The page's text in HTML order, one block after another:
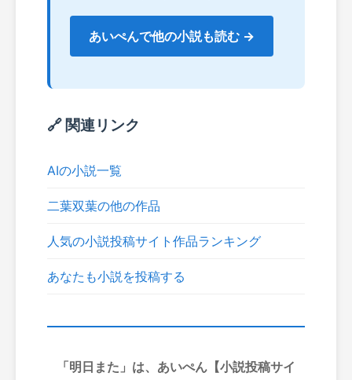
あいぺんで他の小説も読む →
🔗 関連リンク
AIの小説一覧
二葉双葉の他の作品
人気の小説投稿サイト作品ランキング
あなたも小説を投稿する
「明日また」は、あいぺん【小説投稿サイ